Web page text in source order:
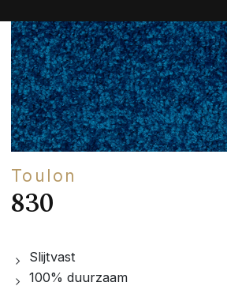
Toulon
830
Slijtvast
100% duurzaam